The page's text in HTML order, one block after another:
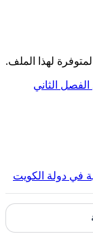
لهذا الملف.
الفصل الثاني
في دولة الكويت